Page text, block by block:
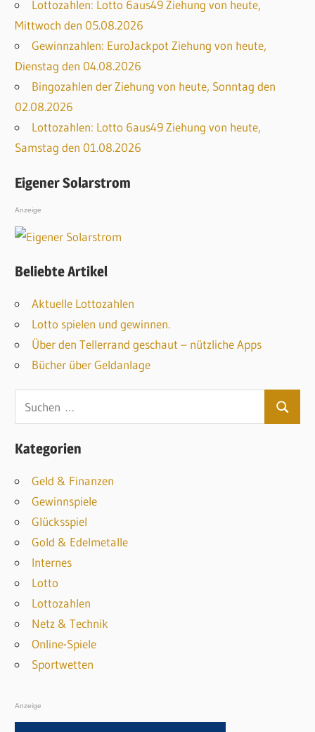
Lottozahlen: Lotto 6aus49 Ziehung von heute,
Mittwoch den 05.08.2026
Gewinnzahlen: EuroJackpot Ziehung von heute,
Dienstag den 04.08.2026
Bingozahlen der Ziehung von heute, Sonntag den
02.08.2026
Lottozahlen: Lotto 6aus49 Ziehung von heute,
Samstag den 01.08.2026
Eigener Solarstrom
Anzeige
Beliebte Artikel
Aktuelle Lottozahlen
Lotto spielen und gewinnen.
Über den Tellerrand geschaut – nützliche Apps
Bücher über Geldanlage
u
c
e
n
n
a
c
h
:
Kategorien
Geld & Finanzen
Gewinnspiele
Glücksspiel
Gold & Edelmetalle
Internes
Lotto
Lottozahlen
Netz & Technik
Online-Spiele
Sportwetten
Anzeige